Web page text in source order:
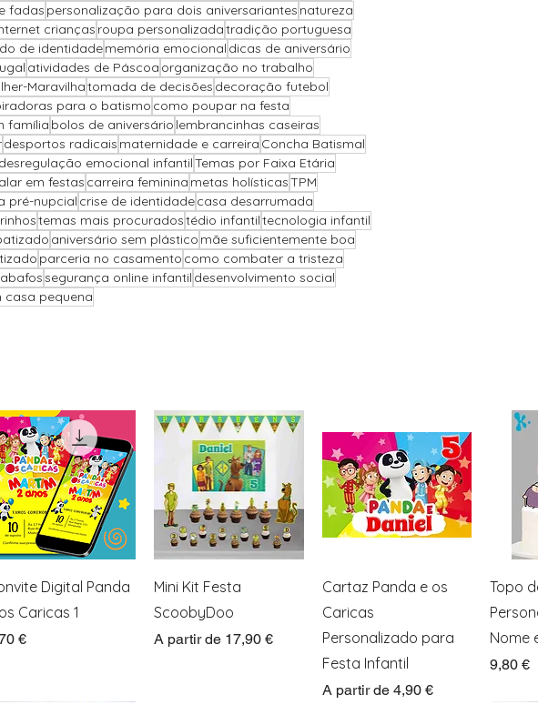
fadas personalização para dois aniversariantes natureza
crianças roupa personalizadatradição portuguesa
de identidadememória emocional dicas de aniversário
atividades de Páscoa organização no trabalho
Maravilhatomada de decisões decoração futebol
para o batismo como poupar na festa
família bolos de aniversário lembrancinhas caseiras
desportos radicais maternidade e carreira Concha Batismal
desregulação emocional infantilTemas por Faixa Etária
em festas carreira feminina metas holísticasTPM
pré-nupcial crise de identidadecasa desarrumada
temas mais procuradostédio infantiltecnologia infantil
aniversário sem plástico mãe suficientemente boa
parceria no casamento como combater a tristeza
segurança online infantil desenvolvimento social
casa pequena
Visualização rápida
Digital Panda
Caricas 1
€
Visualização rápida
Mini Kit Festa
ScoobyDoo
A partir de 17,90 €
Preço promocional
Visualização rápida
Cartaz Panda e os
Caricas
Personalizado para
Festa Infantil
A partir de 4,90 €
Preço promocional
Topo
Nome
Preço
9,80 €